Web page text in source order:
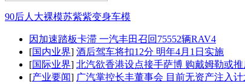
90后人大裸模苏紫紫变身车模
因加速踏板卡滞 一汽丰田召回75552辆RAV4
[国内业界] 酒后驾车将扣12分 明年4月1日实施
[国际业界] 北汽欲香港设点接手萨博 购戴姆勒或推
[产业要闻] 广汽掌控长丰董事会 目前无资产注入计